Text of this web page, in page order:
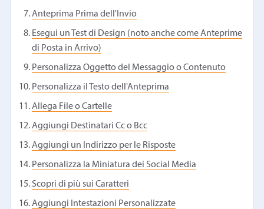
Anteprima Prima dell'Invio
Esegui un Test di Design (noto anche come Anteprime
di Posta in Arrivo)
Personalizza Oggetto del Messaggio o Contenuto
Personalizza il Testo dell'Anteprima
Allega File o Cartelle
Aggiungi Destinatari Cc o Bcc
Aggiungi un Indirizzo per le Risposte
Personalizza la Miniatura dei Social Media
Scopri di più sui Caratteri
Aggiungi Intestazioni Personalizzate